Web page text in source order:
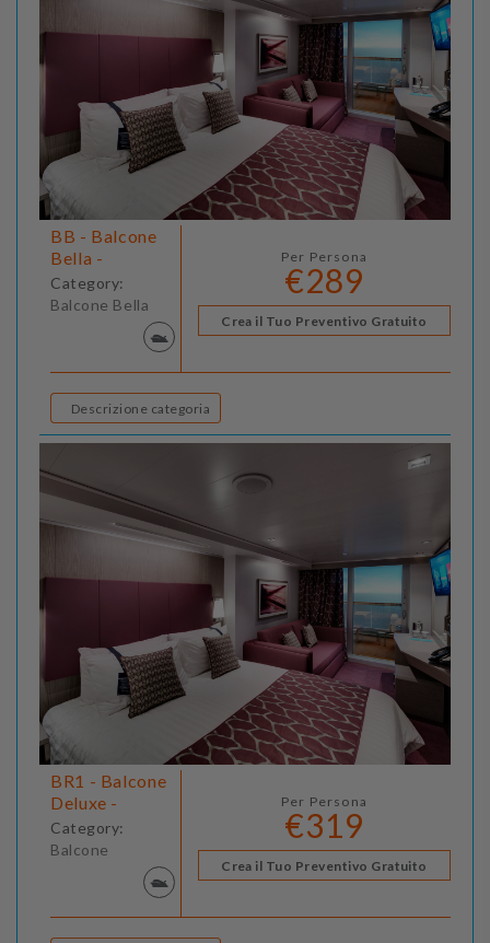
BB - Balcone
Bella -
Category:
Balcone Bella
Per Persona
€289
Crea il Tuo Preventivo Gratuito
Descrizione categoria
BR1 - Balcone
Deluxe -
Category:
Balcone
Per Persona
€319
Crea il Tuo Preventivo Gratuito